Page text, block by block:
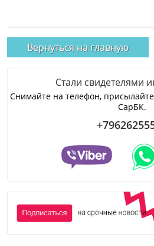
Вернуться на главную
Стали свидетелями
Снимайте на телефон,
СарБК.